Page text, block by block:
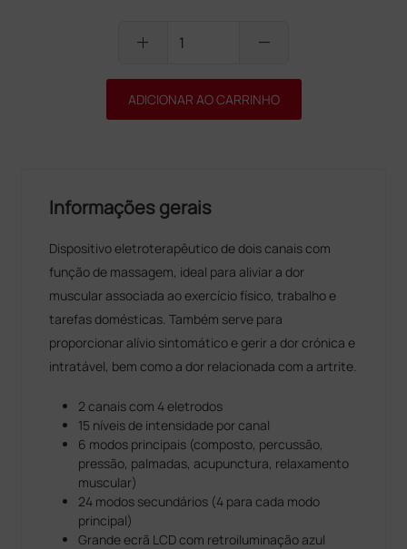
add remove
ADICIONAR AO CARRINHO
Informações gerais
Dispositivo eletroterapêutico de dois canais com
função de massagem, ideal para aliviar a dor
muscular associada ao exercício físico, trabalho e
tarefas domésticas. Também serve para
proporcionar alívio sintomático e gerir a dor crónica e
intratável, bem como a dor relacionada com a artrite.
2 canais com 4 eletrodos
15 níveis de intensidade por canal
6 modos principais (composto, percussão,
pressão, palmadas, acupunctura, relaxamento
muscular)
24 modos secundários (4 para cada modo
principal)
Grande ecrã LCD com retroiluminação azul